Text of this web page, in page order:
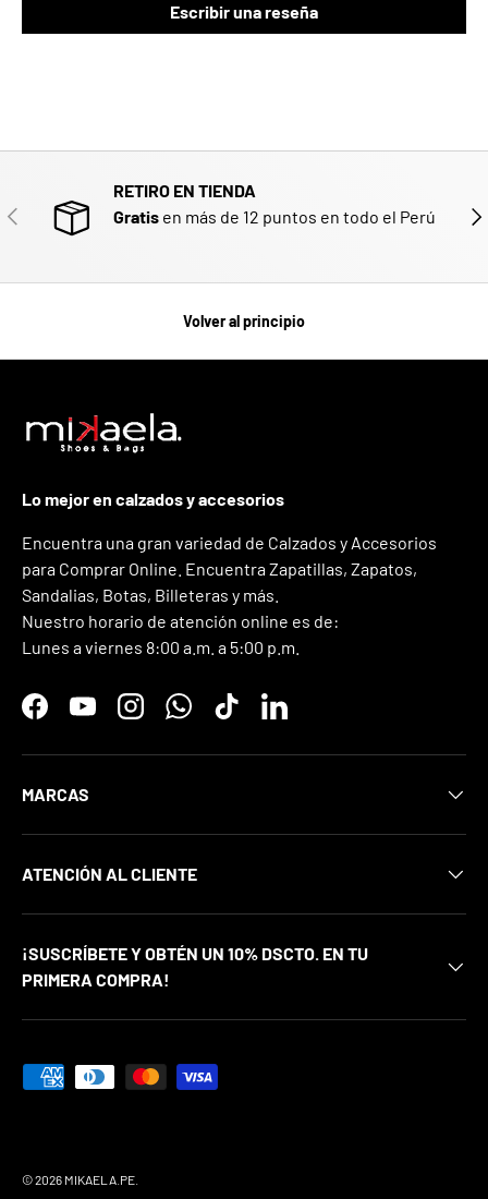
Escribir una reseña
ANTERIOR
RETIRO EN TIENDA
Gratis en más de 12 puntos en todo el Perú
Volver al principio
Lo mejor en calzados y accesorios
Encuentra una gran variedad de Calzados y Accesorios
para Comprar Online. Encuentra Zapatillas, Zapatos,
Sandalias, Botas, Billeteras y más.
Nuestro horario de atención online es de:
Lunes a viernes 8:00 a.m. a 5:00 p.m.
FacebookYouTubeInstagramWhatsAppTikTokLinkedIn
MARCAS
ATENCIÓN AL CLIENTE
¡SUSCRÍBETE Y OBTÉN UN 10% DSCTO. EN TU
PRIMERA COMPRA!
Formas de pago aceptadas
© 2026 MIKAELA.PE